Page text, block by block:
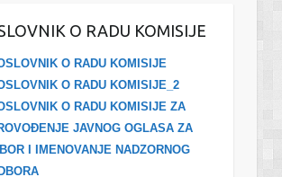
I
KVARTA
L
DO
IZVRŠENJ
A
O RADU KOMISIJE
O RADU KOMISIJE
O RADU KOMISIJE_2
O RADU KOMISIJE ZA
JAVNOG OGLASA ZA
I IMENOVANJE NADZORNOG